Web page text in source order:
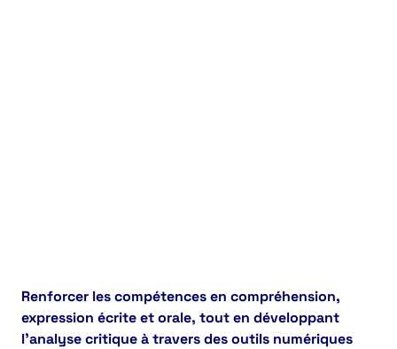
Renforcer les compétences en compréhension,
expression écrite et orale, tout en développant
l’analyse critique à travers des outils numériques